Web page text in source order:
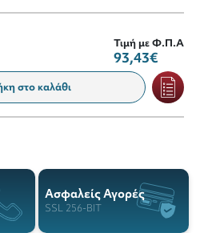
Τιμή με Φ.Π.Α
93,43€
στο καλάθι
Ασφαλείς Αγορές
SSL 256-BIT